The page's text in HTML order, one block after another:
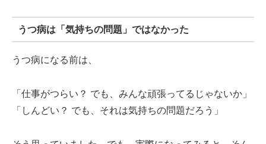
うつ病は「気持ちの問題」ではなかった
うつ病になる前は、
「仕事がつらい？ でも、みんな頑張ってるじゃないか」
「しんどい？ でも、それは気持ちの問題だろう」